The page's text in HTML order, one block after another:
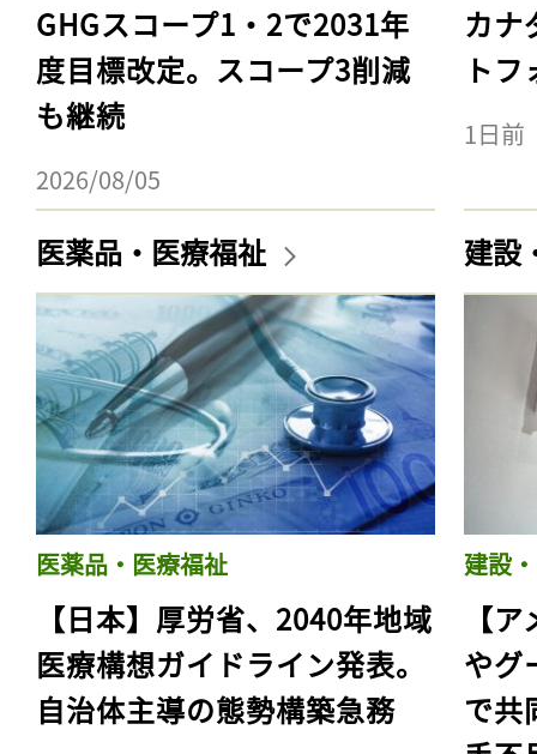
GHGスコープ1・2で2031年
度目標改定。スコープ3削減
も継続
2026/08/05
カナ
ト
1日前
医薬品・医療福祉
医薬品・医療福祉
【日本】厚労省、2040年地域
医療構想ガイドライン発表。
自治体主導の態勢構築急務
建設
建設
【
やグ
で共